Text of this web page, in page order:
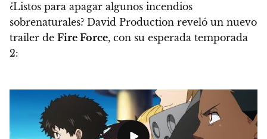
¿Listos para apagar algunos incendios
sobrenaturales? David Production reveló un nuevo
trailer de Fire Force, con su esperada temporada
2: